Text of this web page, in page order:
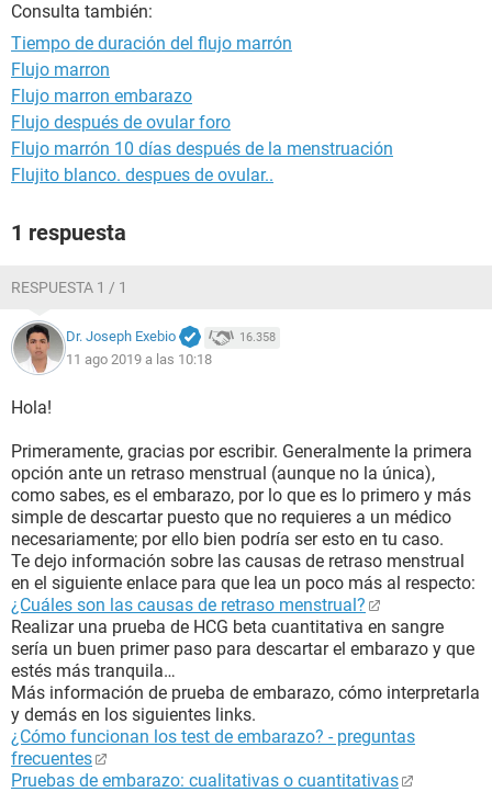
Consulta también:
Tiempo de duración del flujo marrón
Flujo marron
Flujo marron embarazo
Flujo después de ovular foro
Flujo marrón 10 días después de la menstruación
Flujito blanco. despues de ovular..
1 respuesta
RESPUESTA 1 / 1
Dr. Joseph Exebio 16.358
11 ago 2019 a las 10:18
Hola!
Primeramente, gracias por escribir. Generalmente la primera
opción ante un retraso menstrual (aunque no la única),
como sabes, es el embarazo, por lo que es lo primero y más
simple de descartar puesto que no requieres a un médico
necesariamente; por ello bien podría ser esto en tu caso.
Te dejo información sobre las causas de retraso menstrual
en el siguiente enlace para que lea un poco más al respecto:
¿Cuáles son las causas de retraso menstrual?
Realizar una prueba de HCG beta cuantitativa en sangre
sería un buen primer paso para descartar el embarazo y que
estés más tranquila…
Más información de prueba de embarazo, cómo interpretarla
y demás en los siguientes links.
¿Cómo funcionan los test de embarazo? - preguntas
frecuentes
Pruebas de embarazo: cualitativas o cuantitativas